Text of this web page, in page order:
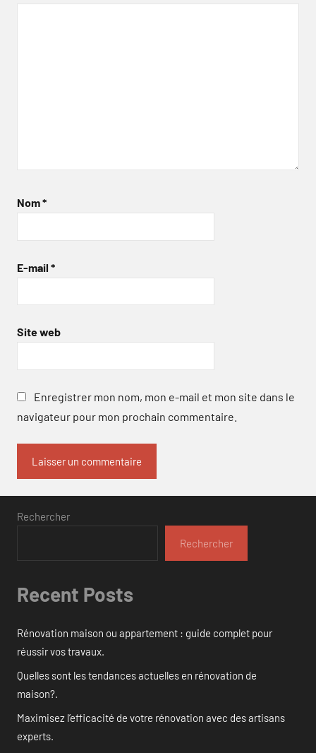
Nom*
E-mail *
Site web
Enregistrer mon nom, mon e-mail et mon site dans le
navigateur pour mon prochain commentaire.
Rechercher
Rechercher
Recent Posts
Rénovation maison ou appartement : guide complet pour
réussir vos travaux.
Quelles sont les tendances actuelles en rénovation de
maison?.
Maximisez l’efficacité de votre rénovation avec des artisans
experts.